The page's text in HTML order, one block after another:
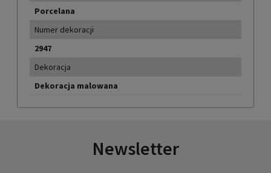
Porcelana
Numer dekoracji
2947
Dekoracja
Dekoracja malowana
Newsletter